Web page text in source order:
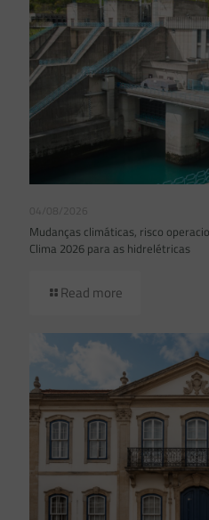
04/08/2026
Mudanças climáticas, risco
Clima 2026 para as hidrelétricas
Read more